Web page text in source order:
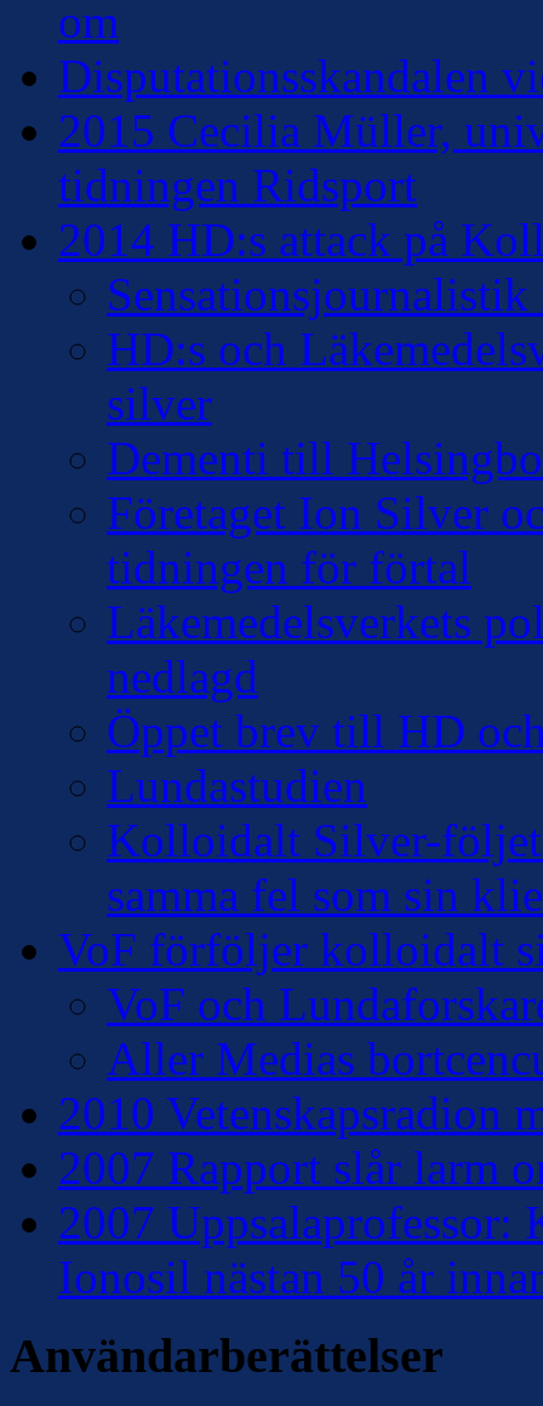
om
Disputationsskandalen
2015 Cecilia Müller,
tidningen Ridsport
2014 HD:s attack på
HD:s och
silver
Dementi till
Företaget Ion Silver
tidningen för förtal
Läkemedelsverkets
nedlagd
Öppet brev till HD
Lundastudien
Kolloidalt Silver-
samma fel som sin
VoF förföljer kolloidalt
VoF och
Aller Medias
2010 Vetenskapsradion
2007 Rapport slår larm
2007 Uppsalaprofessor:
Ionosil nästan 50 år
Användarberättelser